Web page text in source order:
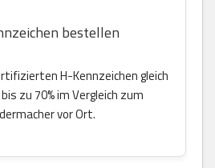
bestellen
H-Kennzeichen gleich
zu 70% im Vergleich zum
vor Ort.